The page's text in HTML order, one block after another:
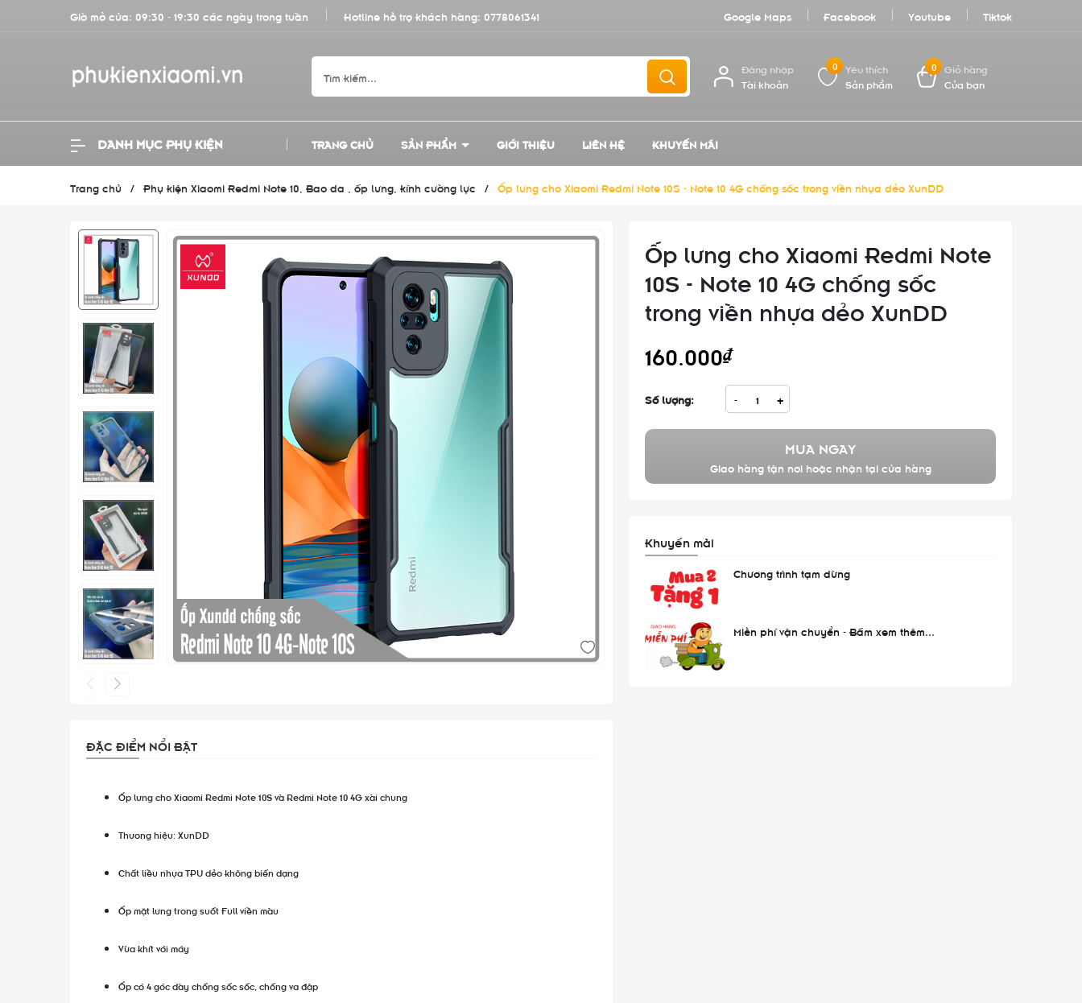
Giờ mở cửa: 09:30 - 19:30 các ngày trong tuần Hotline hỗ trợ khách hàng: 0778061341 Google Maps Facebook Youtube Tiktok
Đăng nhập
Tài khoản
0
Yêu thích
Sản phẩm
0
Giỏ hàng
Của bạn
DANH MỤC PHỤ KIỆN TRANG CHỦ SẢN PHẨM GIỚI THIỆU LIÊN HỆ KHUYẾN MÃI
Trang chủ / Phụ kiện Xiaomi Redmi Note 10, Bao da , ốp lưng, kính cường lực / Ốp lưng cho Xiaomi Redmi Note 10S - Note 10 4G chống sốc trong viền nhựa dẻo XunDD
ĐẶC ĐIỂM NỔI BẬT
Ốp lưng cho Xiaomi Redmi Note 10S và Redmi Note 10 4G xài chung
Thương hiệu: XunDD
Chất liều nhựa TPU dẻo không biến dạng
Ốp mặt lưng trong suốt Full viền màu
Vừa khít với máy
Ốp có 4 góc dày chống sốc sốc, chống va đập
Ốp lưng cho Xiaomi Redmi Note
10S - Note 10 4G chống sốc
trong viền nhựa dẻo XunDD
160.000₫
Số lượng: - +
MUA NGAY
Giao hàng tận nơi hoặc nhận tại cửa hàng
Khuyến mãi
Chương trình tạm dừng
Miễn phí vận chuyển - Bấm xem thêm...